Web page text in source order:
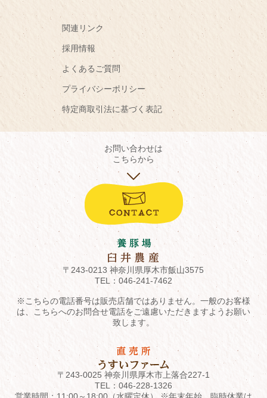
関連リンク
採用情報
よくあるご質問
プライバシーポリシー
特定商取引法に基づく表記
お問い合わせは
こちらから
〒243-0213 神奈川県厚木市飯山3575
TEL： 046-241-7462
※こちらの電話番号は販売店舗ではありません。一般のお客様
は、こちらへのお問合せ電話をご遠慮いただきますようお願い
致します。
〒243-0025 神奈川県厚木市上落合227-1
TEL： 046-228-1326